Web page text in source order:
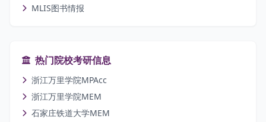
MLIS图书情报
热门院校考研信息
浙江万里学院MPAcc
浙江万里学院MEM
石家庄铁道大学MEM